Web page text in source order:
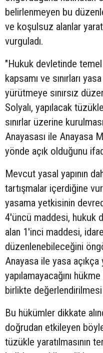
belirlenmeyen bu
ve koşulsuz alanlar
vurguladı.
"Hukuk devletinde temel
kapsamı ve sınırları
yürütmeye sınırsız
Solyalı, yapılacak
sınırlar üzerine
Anayasası ile Anayasa
yönde açık olduğunu
Mevcut yasal yapının
tartışmalar içerdiğine
yasama yetkisinin
4'üncü maddesi, hukuk
alan 1'inci maddesi,
düzenlenebileceğini
Anayasa ile yasa
yapılamayacağını
birlikte
Bu hükümler dikkate
doğrudan etkileyen
tüzükle yaratılmasının